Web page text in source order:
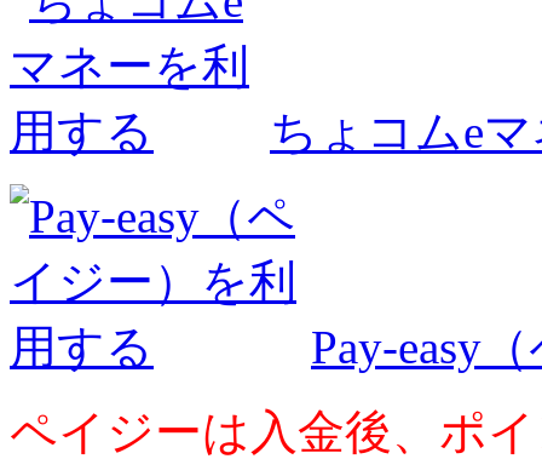
ちょコムe
Pay-easy
ペイジーは入金後、ポ